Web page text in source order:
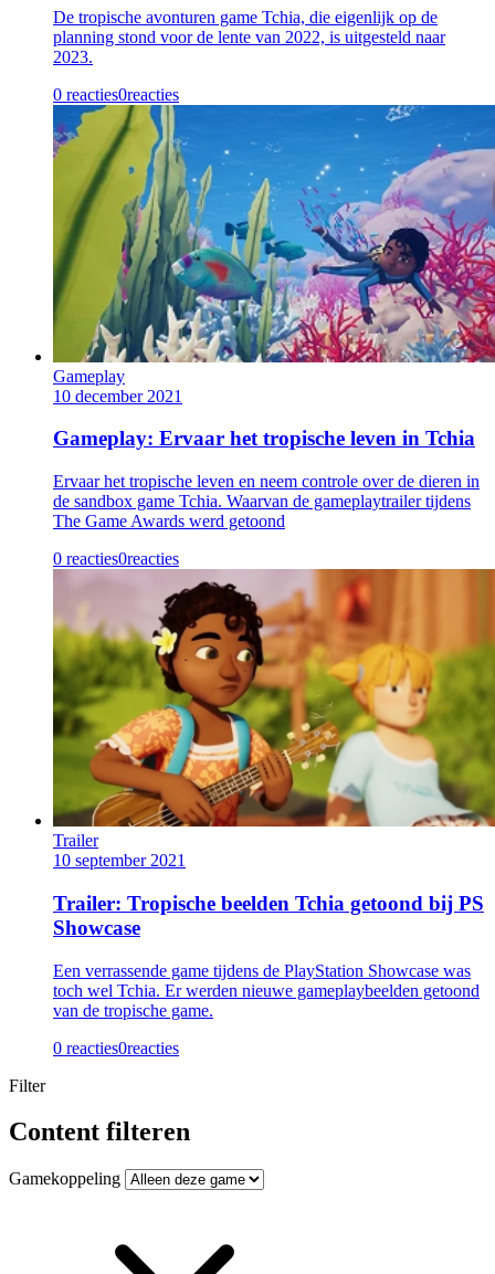
De tropische avonturen game Tchia, die eigenlijk op de
planning stond voor de lente van 2022, is uitgesteld naar
2023.
0 reacties0reacties
Gameplay
10 december 2021
Gameplay: Ervaar het tropische leven in Tchia
Ervaar het tropische leven en neem controle over de dieren in
de sandbox game Tchia. Waarvan de gameplaytrailer tijdens
The Game Awards werd getoond
0 reacties0reacties
Trailer
10 september 2021
Trailer: Tropische beelden Tchia getoond bij PS
Showcase
Een verrassende game tijdens de PlayStation Showcase was
toch wel Tchia. Er werden nieuwe gameplaybeelden getoond
van de tropische game.
0 reacties0reacties
Filter
Content filteren
Gamekoppeling